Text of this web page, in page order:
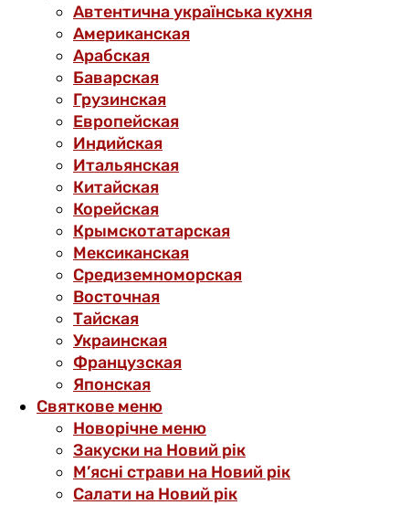
Автентична українська кухня
Американская
Арабская
Баварская
Грузинская
Европейская
Индийская
Итальянская
Китайская
Корейская
Крымскотатарская
Мексиканская
Средиземноморская
Восточная
Тайская
Украинская
Французская
Японская
Святкове меню
Новорічне меню
Закуски на Новий рік
М’ясні страви на Новий рік
Салати на Новий рік